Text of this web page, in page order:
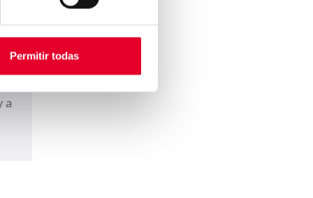
Permitir todas
a